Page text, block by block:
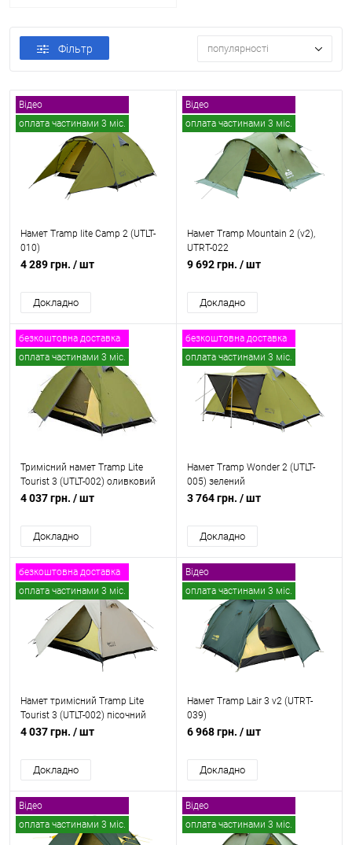
Фільтр популярності
Відео
оплата частинами 3 міс.
безкоштовна доставка
Намет Tramp lite Camp 2 (UTLT-
010)
4 289 грн. / шт
Докладно
Відео
оплата частинами 3 міс.
безкоштовна доставка
Намет Tramp Mountain 2 (v2),
UTRT-022
9 692 грн. / шт
Докладно
безкоштовна доставка
оплата частинами 3 міс.
Тримісний намет Tramp Lite
Tourist 3 (UTLT-002) оливковий
4 037 грн. / шт
Докладно
безкоштовна доставка
оплата частинами 3 міс.
Намет Tramp Wonder 2 (UTLT-
005) зелений
3 764 грн. / шт
Докладно
безкоштовна доставка
оплата частинами 3 міс.
Намет тримісний Tramp Lite
Tourist 3 (UTLT-002) пісочний
4 037 грн. / шт
Докладно
Відео
оплата частинами 3 міс.
безкоштовна доставка
Намет Tramp Lair 3 v2 (UTRT-
039)
6 968 грн. / шт
Докладно
Відео
оплата частинами 3 міс.
Відео
оплата частинами 3 міс.